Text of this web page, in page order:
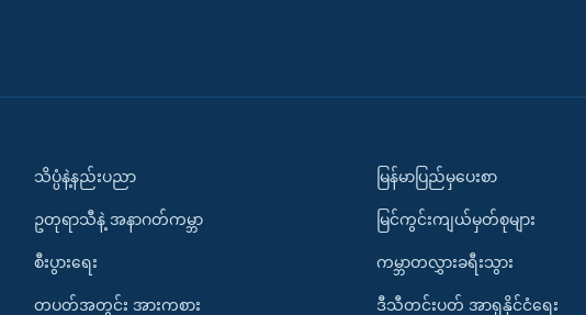
သိပ္ပံနဲ့နည်းပညာ
ဥတုရာသီနဲ့ အနာဂတ်ကမ္ဘာ
စီးပွားရေး
တပတ်အတွင်း အားကစား
မြန်မာပြည်မှပေးစာ
မြင်ကွင်းကျယ်မှတ်စုများ
ကမ္ဘာတလွှားခရီးသွား
ဒီသီတင်းပတ် အာရှနိုင်ငံရေး